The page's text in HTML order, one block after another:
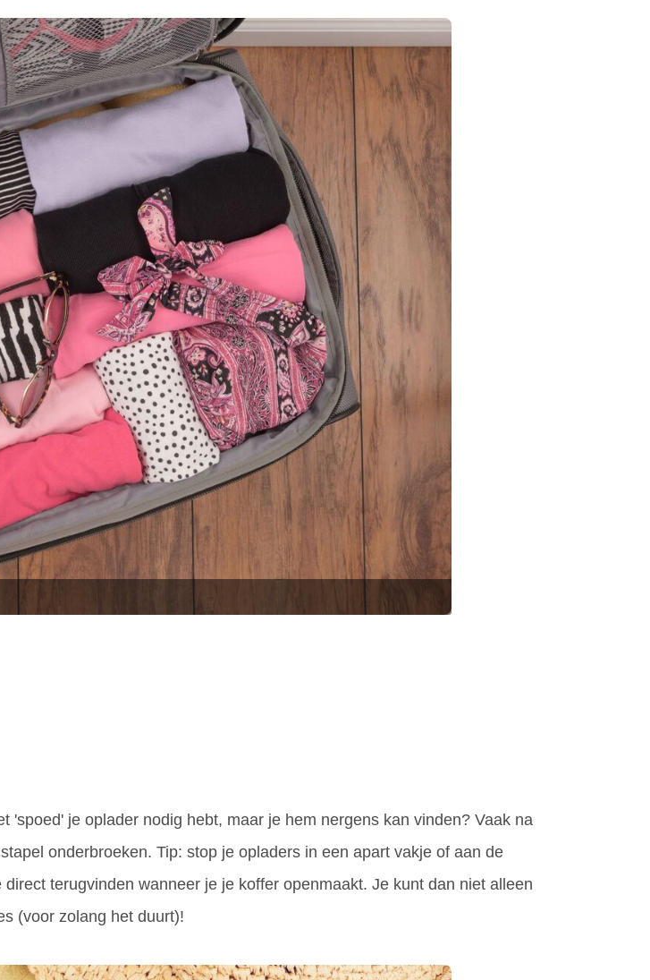
je oplader nodig hebt, maar je hem nergens kan vinden? Vaak na
onderbroeken. Tip: stop je opladers in een apart vakje of aan de
terugvinden wanneer je je koffer openmaakt. Je kunt dan niet alleen
(voor zolang het duurt)!